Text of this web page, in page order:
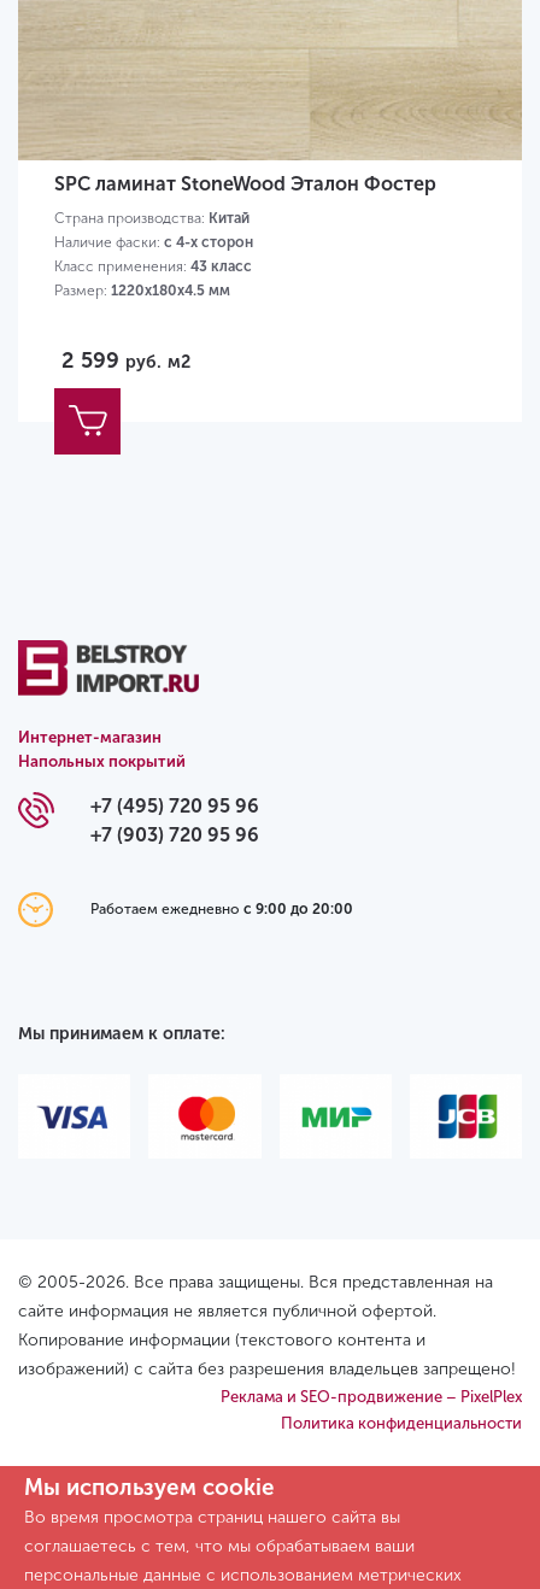
SPC ламинат StoneWood Эталон Фостер
Страна производства: Китай
Наличие фаски: с 4-х сторон
Класс применения: 43 класс
Размер: 1220х180х4.5 мм
2 599 руб. м2
Интернет-магазин
Напольных покрытий
+7 (495) 720 95 96
+7 (903) 720 95 96
Работаем ежедневно с 9:00 до 20:00
Мы принимаем к оплате:
© 2005-2026. Все права защищены. Вся представленная на
сайте информация не является публичной офертой.
Копирование информации (текстового контента и
изображений) с сайта без разрешения владельцев запрещено!
Реклама и SEO-продвижение – PixelPlex
Политика конфиденциальности
Мы используем cookie
Во время просмотра страниц нашего сайта вы
соглашаетесь с тем, что мы обрабатываем ваши
персональные данные с использованием метрических